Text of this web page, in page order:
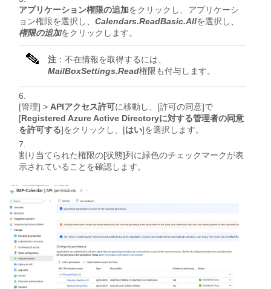
アプリケーション権限の追加をクリックし、アプリケーシ
ョン権限を選択し、 Calendars.ReadBasic.Allを選択し、
権限の追加をクリックします。
注 ：不在情報を取得するには、
MailBoxSettings.Read権限も付与します。
[管理] > APIアクセス許可に移動し、[許可の同意]で
[Registered Azure Active Directoryに対する管理者の同意
を許可する]をクリックし、[はい]を選択します。
割り当てられた権限の[状態]列に緑色のチェックマークが表
示されていることを確認します。